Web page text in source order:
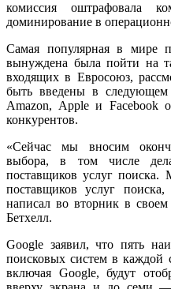
комиссия оштрафовала
доминирование в
Самая популярная в мире
вынуждена была пойти на
входящих в Евросоюз,
быть введены в следующем
Amazon, Apple и Facebook
конкурентов.
«Сейчас мы вносим
выбора, в том числе
поставщиков услуг поиска.
поставщиков услуг
написал во вторник в
Бетхелл.
Google заявил, что пять
поисковых систем в каждой
включая Google, будут